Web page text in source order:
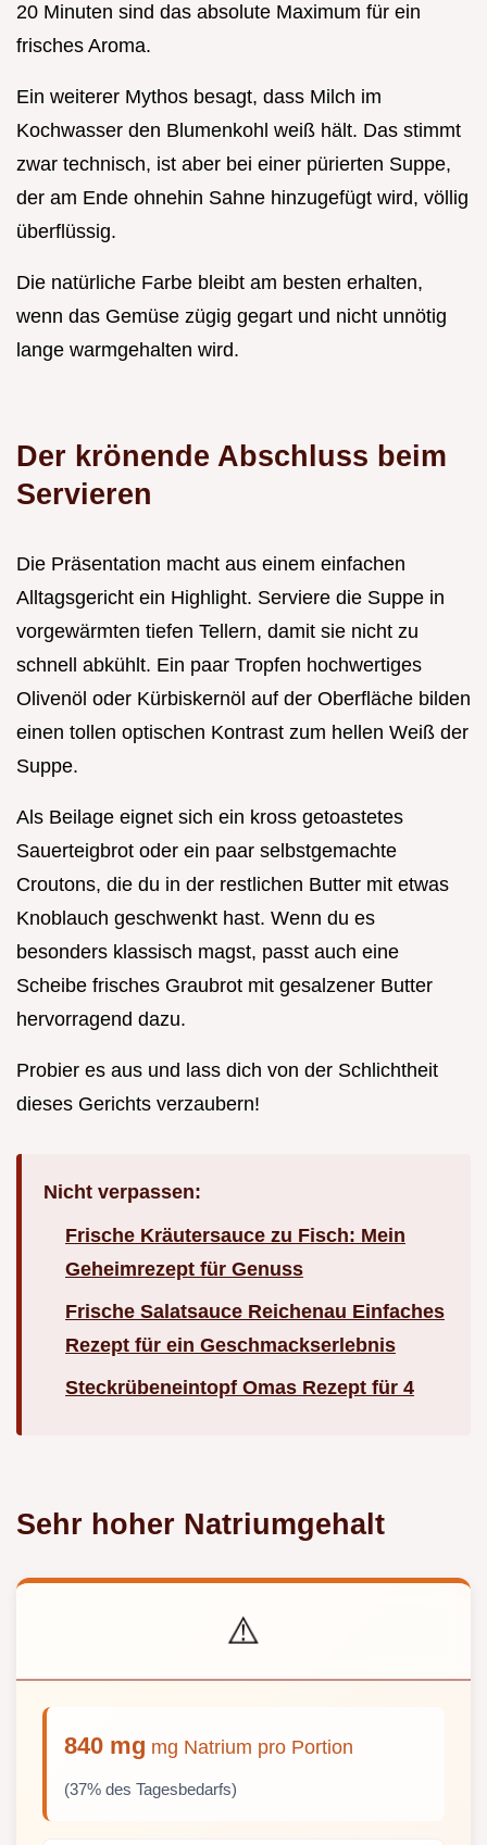
20 Minuten sind das absolute Maximum für ein
frisches Aroma.
Ein weiterer Mythos besagt, dass Milch im
Kochwasser den Blumenkohl weiß hält. Das stimmt
zwar technisch, ist aber bei einer pürierten Suppe,
der am Ende ohnehin Sahne hinzugefügt wird, völlig
überflüssig.
Die natürliche Farbe bleibt am besten erhalten,
wenn das Gemüse zügig gegart und nicht unnötig
lange warmgehalten wird.
Der krönende Abschluss beim
Servieren
Die Präsentation macht aus einem einfachen
Alltagsgericht ein Highlight. Serviere die Suppe in
vorgewärmten tiefen Tellern, damit sie nicht zu
schnell abkühlt. Ein paar Tropfen hochwertiges
Olivenöl oder Kürbiskernöl auf der Oberfläche bilden
einen tollen optischen Kontrast zum hellen Weiß der
Suppe.
Als Beilage eignet sich ein kross getoastetes
Sauerteigbrot oder ein paar selbstgemachte
Croutons, die du in der restlichen Butter mit etwas
Knoblauch geschwenkt hast. Wenn du es
besonders klassisch magst, passt auch eine
Scheibe frisches Graubrot mit gesalzener Butter
hervorragend dazu.
Probier es aus und lass dich von der Schlichtheit
dieses Gerichts verzaubern!
Nicht verpassen:
Frische Kräutersauce zu Fisch: Mein
Geheimrezept für Genuss
Frische Salatsauce Reichenau Einfaches
Rezept für ein Geschmackserlebnis
Steckrübeneintopf Omas Rezept für 4
Sehr hoher Natriumgehalt
⚠️
840 mg mg Natrium pro Portion
(37% des Tagesbedarfs)